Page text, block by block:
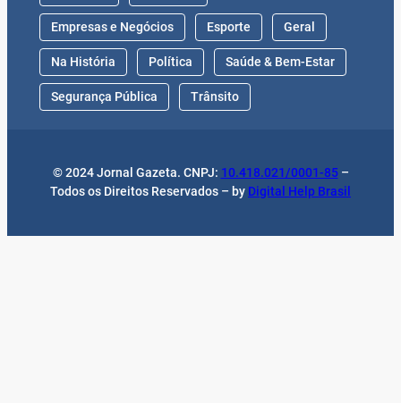
Empresas e Negócios Esporte Geral
Na História Política Saúde & Bem-Estar
Segurança Pública Trânsito
© 2024 Jornal Gazeta. CNPJ: 10.418.021/0001-85–
Todos os Direitos Reservados – by Digital Help Brasil